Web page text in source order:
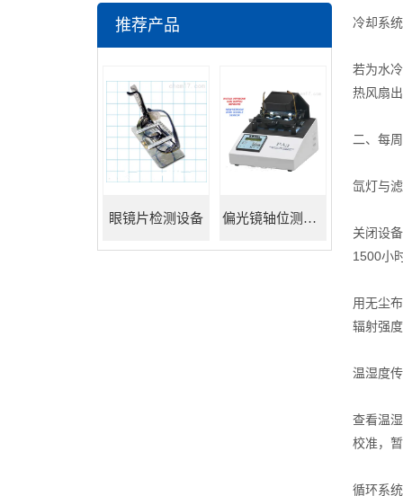
推荐产品
眼镜片检测设备 偏光镜轴位测试仪
冷却系
若为水
热风扇
二、每
氙灯与
关闭设
1500小
用无尘
辐射强
温湿度
查看温
校准，
循环系